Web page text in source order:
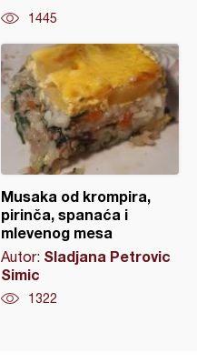
1445
Musaka od krompira,
pirinča, spanaća i
mlevenog mesa
Autor: Sladjana Petrovic
Simic
1322